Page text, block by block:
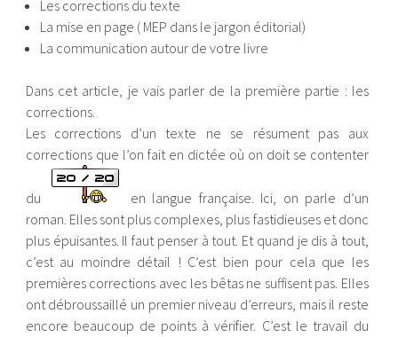
Les corrections du texte
La mise en page ( MEP dans le jargon éditorial)
La communication autour de votre livre
Dans cet article, je vais parler de la première partie : les
corrections.
Les corrections d’un texte ne se résument pas aux
corrections que l’on fait en dictée où on doit se contenter
du
en langue française. Ici, on parle d’un
roman. Elles sont plus complexes, plus fastidieuses et donc
plus épuisantes. Il faut penser à tout. Et quand je dis à tout,
c’est au moindre détail ! C’est bien pour cela que les
premières corrections avec les bêtas ne suffisent pas. Elles
ont débroussaillé un premier niveau d’erreurs, mais il reste
encore beaucoup de points à vérifier. C’est le travail du